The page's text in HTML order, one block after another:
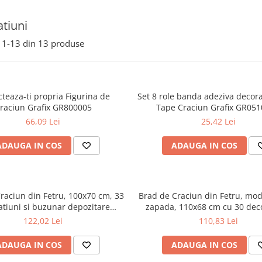
1-13 din 13 produse
ti propria Figurina de
Grafix GR800005
66,09 Lei
IN COS
Set 8 role banda adeziva
Tape Craciun Grafix
25,42 Lei
ADAUGA IN COS
din Fetru, 100x70 cm, 33
si buzunar depozitare
Bambinice BN035
122,02 Lei
IN COS
Brad de Craciun din Fetru,
zapada, 110x68 cm cu 30
Bambinice BN036
110,83 Lei
ADAUGA IN COS